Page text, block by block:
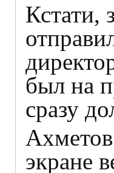
Кстати,
был на
сразу
экране